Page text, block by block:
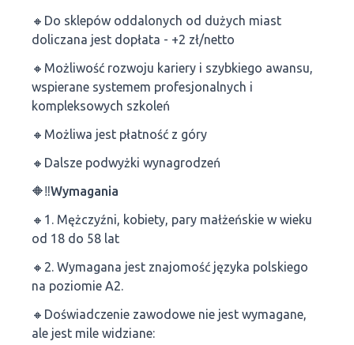
🔸Do sklepów oddalonych od dużych miast
doliczana jest dopłata - +2 zł/netto
🔸Możliwość rozwoju kariery i szybkiego awansu,
wspierane systemem profesjonalnych i
kompleksowych szkoleń
🔸Możliwa jest płatność z góry
🔸Dalsze podwyżki wynagrodzeń
🔶‼Wymagania
🔸1. Mężczyźni, kobiety, pary małżeńskie w wieku
od 18 do 58 lat
🔸2. Wymagana jest znajomość języka polskiego
na poziomie A2.
🔸Doświadczenie zawodowe nie jest wymagane,
ale jest mile widziane: